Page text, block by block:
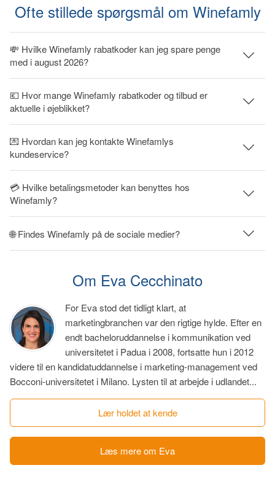
Ofte stillede spørgsmål om Winefamly
💸 Hvilke Winefamly rabatkoder kan jeg spare penge
med i august 2026?
💶 Hvor mange Winefamly rabatkoder og tilbud er
aktuelle i øjeblikket?
💌 Hvordan kan jeg kontakte Winefamlys
kundeservice?
💳 Hvilke betalingsmetoder kan benyttes hos
Winefamly?
🌐 Findes Winefamly på de sociale medier?
Om Eva Cecchinato
For Eva stod det tidligt klart, at
marketingbranchen var den rigtige hylde. Efter en
endt bacheloruddannelse i kommunikation ved
universitetet i Padua i 2008, fortsatte hun i 2012
videre til en kandidatuddannelse i marketing-management ved
Bocconi-universitetet i Milano. Lysten til at arbejde i udlandet...
Lær holdet at kende
Læs mere om Eva